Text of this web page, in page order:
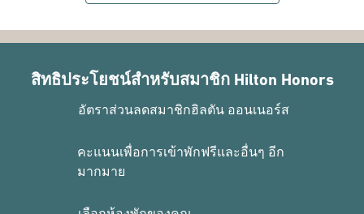
สิทธิประโยชน์สำหรับสมาชิก Hilton Honors
อัตราส่วนลดสมาชิกฮิลตัน ออนเนอร์ส
คะแนนเพื่อการเข้าพักฟรีและอื่นๆ อีก
มากมาย